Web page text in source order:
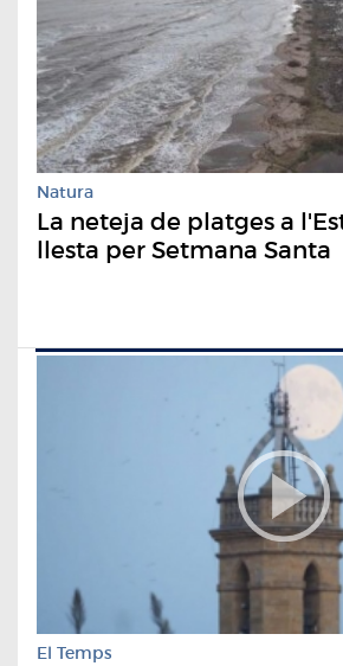
Natura
La neteja de platges a
llesta per Setmana Santa
El Temps